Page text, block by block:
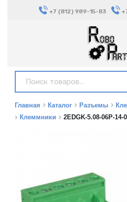
+7 (812) 989-15-83
Главная Каталог Разъемы
Клеммники
2EDGK-5.08-06P-14-